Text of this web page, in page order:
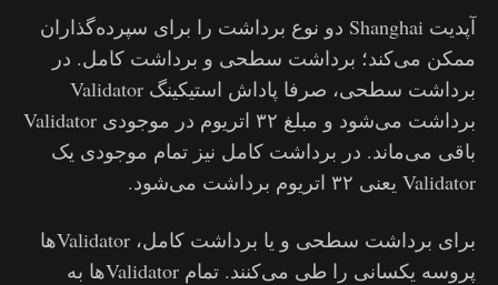
آپدیت Shanghai دو نوع برداشت را برای سپرده‌گذاران
ممکن می‌کند؛ برداشت سطحی و برداشت کامل. در
برداشت سطحی، صرفا پاداش استیکینگ Validator
برداشت می‌شود و مبلغ ۳۲ اتریوم در موجودی Validator
باقی می‌ماند‌. در برداشت کامل نیز تمام موجودی یک
Validator یعنی ۳۲ اتریوم برداشت می‌شود.
برای برداشت سطحی و یا برداشت کامل، Validatorها
پروسه یکسانی را طی می‌کنند. تمام Validatorها به